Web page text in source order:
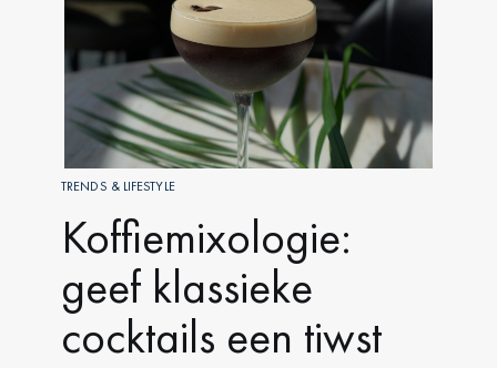
TRENDS & LIFESTYLE
Koffiemixologie:
geef klassieke
cocktails een tiwst